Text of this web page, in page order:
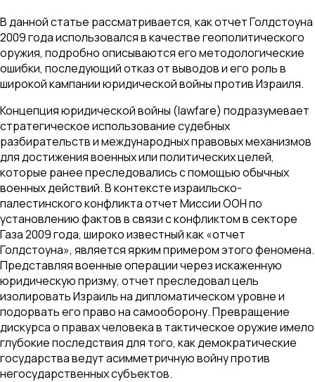
В данной статье рассматривается, как отчет Голдстоуна
2009 года использовался в качестве геополитического
оружия, подробно описываются его методологические
ошибки, последующий отказ от выводов и его роль в
широкой кампании юридической войны против Израиля.
Концепция юридической войны (lawfare) подразумевает
стратегическое использование судебных
разбирательств и международных правовых механизмов
для достижения военных или политических целей,
которые ранее преследовались с помощью обычных
военных действий. В контексте израильско-
палестинского конфликта отчет Миссии ООН по
установлению фактов в связи с конфликтом в секторе
Газа 2009 года, широко известный как «отчет
Голдстоуна», является ярким примером этого феномена.
Представляя военные операции через искаженную
юридическую призму, отчет преследовал цель
изолировать Израиль на дипломатическом уровне и
подорвать его право на самооборону. Превращение
дискурса о правах человека в тактическое оружие имело
глубокие последствия для того, как демократические
государства ведут асимметричную войну против
негосударственных субъектов.